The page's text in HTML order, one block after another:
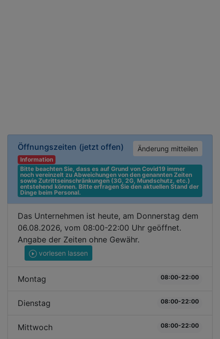
Öffnungszeiten (jetzt offen) Änderung mitteilen
Information
Bitte beachten Sie, dass es auf Grund von Covid19 immer
noch vereinzelt zu Abweichungen von den genannten Zeiten
sowie Zutrittseinschränkungen (3G, 2G, Mundschutz, etc.)
entstehend können. Bitte erfragen Sie den aktuellen Stand der
Dinge beim Personal.
Das Unternehmen ist heute, am Donnerstag dem
06.08.2026, vom 08:00-22:00 Uhr geöffnet.
Angabe der Zeiten ohne Gewähr.
vorlesen lassen
Montag 08:00-22:00
Dienstag 08:00-22:00
Mittwoch 08:00-22:00